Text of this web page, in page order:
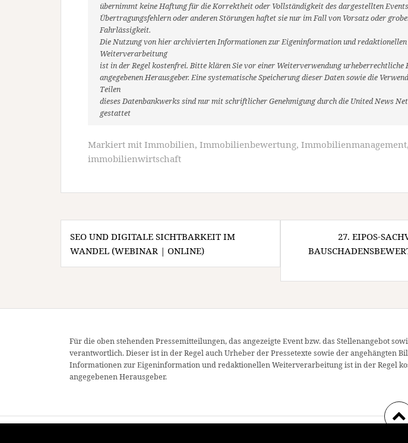
übernimmt keine Haftung für die Korrektheit oder Vollständigkeit des dargestellten
Übertragungsfehlern oder anderen Störungen haftet sie nur im Fall von Vorsatz oder
Fahrlässigkeit.
Die Nutzung von hier archivierten Informationen zur Eigeninformation und redaktionellen
Weiterverarbeitung
ist in der Regel kostenfrei. Bitte klären Sie vor einer Weiterverwendung urheberrechtliche
angegebenen Herausgeber. Eine systematische Speicherung dieser Daten sowie die
Teilen
dieses Datenbankwerks sind nur mit schriftlicher Genehmigung durch die United News
gestattet
Markiert mit Immobilien, Immobilienbewertung, Immobilienmanagement,
immobilienwirtschaft
Beitragsnavigation
SEO UND DIGITALE SICHTBARKEIT IM
WANDEL (WEBINAR | ONLINE)
27. EIPOS-
Für die oben stehenden Pressemitteilungen, das angezeigte Event bzw. das Stellenangebot
verantwortlich. Dieser ist in der Regel auch Urheber der Pressetexte sowie der
Informationen zur Eigeninformation und redaktionellen Weiterverarbeitung ist in der Regel
angegebenen Herausgeber.